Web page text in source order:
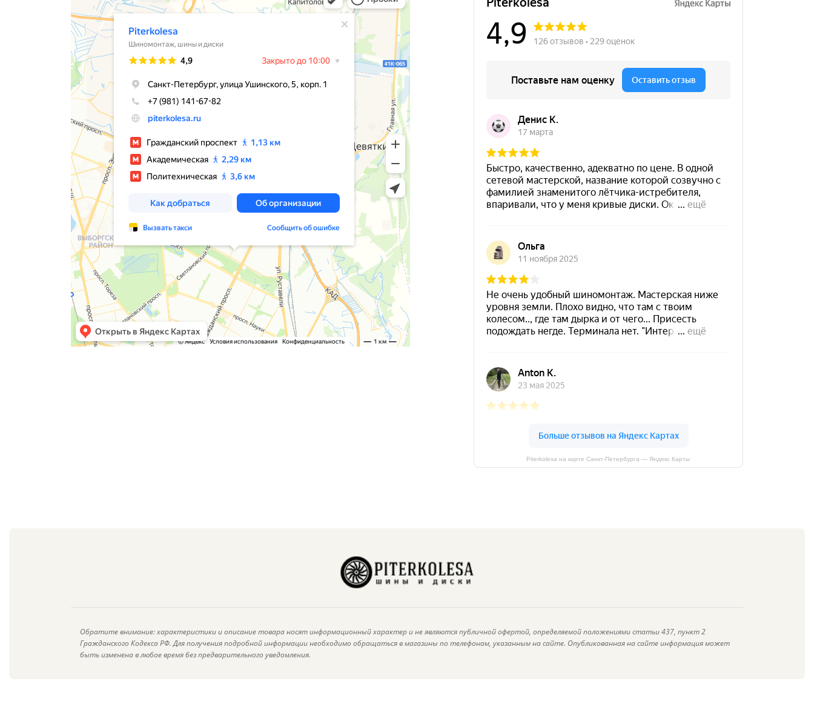
Piterkolesa на карте Санкт‑Петербурга — Яндекс Карты
Обратите внимание: характеристики и описание товара носят информационный характер и не являются публичной офертой, определяемой положениями статьи 437, пункт 2
Гражданского Кодекса РФ. Для получения подробной информации необходимо обращаться в магазины по телефонам, указанным на сайте. Опубликованная на сайте информация может
быть изменена в любое время без предварительного уведомления.